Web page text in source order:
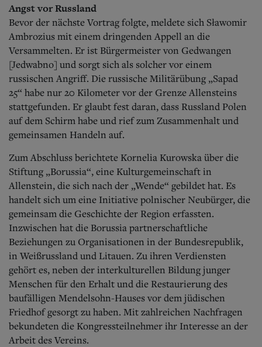
Angst vor Russland
Bevor der nächste Vortrag folgte, meldete sich Sławomir
Ambrozius mit einem dringenden Appell an die
Versammelten. Er ist Bürgermeister von Gedwangen
[Jedwabno] und sorgt sich als solcher vor einem
russischen Angriff. Die russische Militärübung „Sapad
25“ habe nur 20 Kilometer vor der Grenze Allensteins
stattgefunden. Er glaubt fest daran, dass Russland Polen
auf dem Schirm habe und rief zum Zusammenhalt und
gemeinsamen Handeln auf.
Zum Abschluss berichtete Kornelia Kurowska über die
Stiftung „Borussia“, eine Kulturgemeinschaft in
Allenstein, die sich nach der „Wende“ gebildet hat. Es
handelt sich um eine Initiative polnischer Neubürger, die
gemeinsam die Geschichte der Region erfassten.
Inzwischen hat die Borussia partnerschaftliche
Beziehungen zu Organisationen in der Bundesrepublik,
in Weißrussland und Litauen. Zu ihren Verdiensten
gehört es, neben der interkulturellen Bildung junger
Menschen für den Erhalt und die Restaurierung des
baufälligen Mendelsohn-Hauses vor dem jüdischen
Friedhof gesorgt zu haben. Mit zahlreichen Nachfragen
bekundeten die Kongressteilnehmer ihr Interesse an der
Arbeit des Vereins.